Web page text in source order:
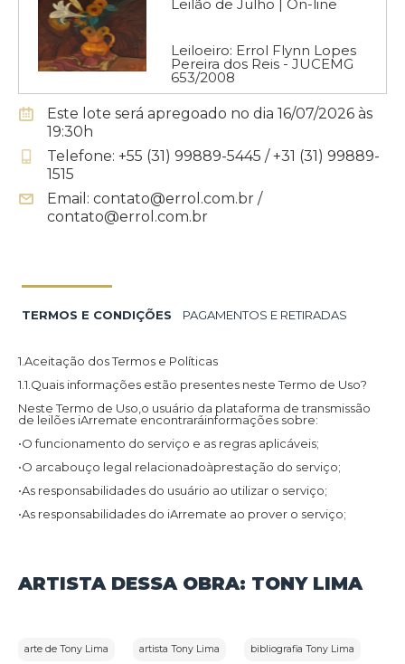
Leilão de Julho | On-line
Leiloeiro: Errol Flynn Lopes
Pereira dos Reis - JUCEMG
653/2008
Este lote será apregoado no dia 16/07/2026 às
19:30h
Telefone: +55 (31) 99889-5445 / +31 (31) 99889-
1515
Email: contato@errol.com.br /
contato@errol.com.br
TERMOS E CONDIÇÕES PAGAMENTOS E RETIRADAS
1.Aceitação dos Termos e Políticas
1.1.Quais informações estão presentes neste Termo de Uso?
Neste Termo de Uso,o usuário da plataforma de transmissão
de leilões iArremate encontraráinformações sobre:
•O funcionamento do serviço e as regras aplicáveis;
•O arcabouço legal relacionadoàprestação do serviço;
•As responsabilidades do usuário ao utilizar o serviço;
•As responsabilidades do iArremate ao prover o serviço;
deste Termo de Uso tenham sido violadas.
são coletados,o compartilhamento de dados com terceiros e
as medidas de segurança implementadas para proteger esses
ARTISTA DESSA OBRA: TONY LIMA
arte de Tony Lima artista Tony Lima bibliografia Tony Lima